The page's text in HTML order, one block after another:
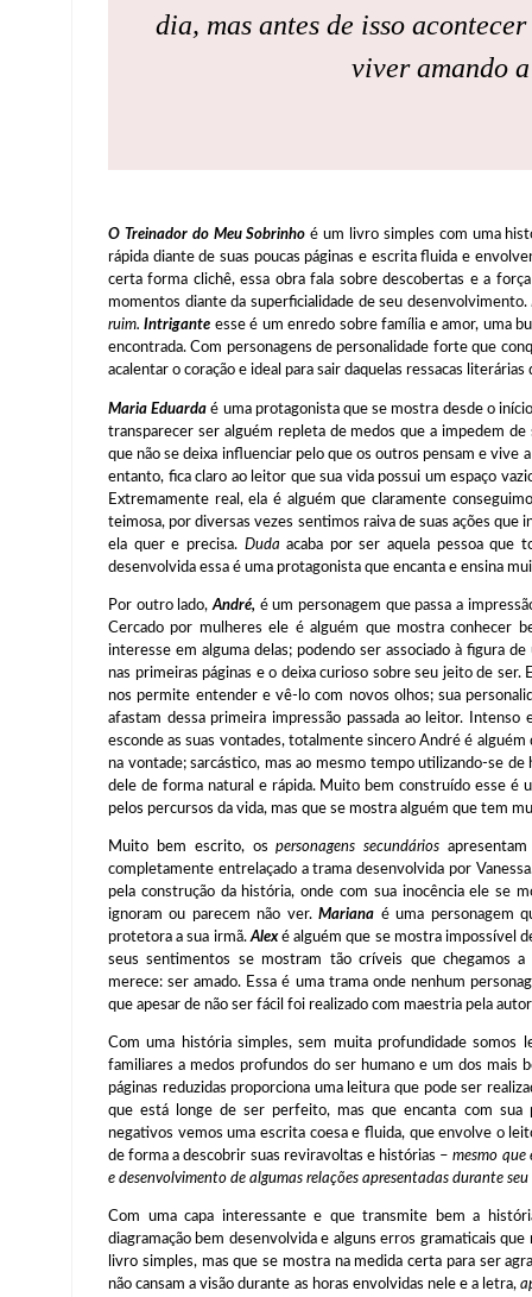
dia, mas antes de isso
viver amando
O Treinador do Meu Sobrinho é um livro simples com uma
rápida diante de suas poucas páginas e escrita fluida e
certa forma clichê, essa obra fala sobre descobertas e a
momentos diante da superficialidade de seu desenvolvimento.
ruim. Intrigante esse é um enredo sobre família e amor, uma
encontrada. Com personagens de personalidade forte que
acalentar o coração e ideal para sair daquelas ressacas
Maria Eduardaé uma protagonista que se mostra desde o
transparecer ser alguém repleta de medos que a impedem
que não se deixa influenciar pelo que os outros pensam e
entanto, fica claro ao leitor que sua vida possui um espaço
Extremamente real, ela é alguém que claramente
teimosa, por diversas vezes sentimos raiva de suas ações
ela quer e precisa. Duda acaba por ser aquela pessoa que
desenvolvida essa é uma protagonista que encanta e ensina
Por outro lado,André, é um personagem que passa a
Cercado por mulheres ele é alguém que mostra conhecer
interesse em alguma delas; podendo ser associado à figura
nas primeiras páginas e o deixa curioso sobre seu jeito de
nos permite entender e vê-lo com novos olhos; sua
afastam dessa primeira impressão passada ao leitor.
esconde as suas vontades, totalmente sincero André é
na vontade; sarcástico, mas ao mesmo tempo utilizando-se
dele de forma natural e rápida. Muito bem construído esse é
pelos percursos da vida, mas que se mostra alguém que tem
Muito bem escrito, ospersonagens secundários
completamente entrelaçado a trama desenvolvida por
pela construção da história, onde com sua inocência ele se
ignoram ou parecem não ver.Mariana é uma personagem
protetora a sua irmã.Alexé alguém que se mostra impossível
seus sentimentos se mostram tão críveis que
merece: ser amado. Essa é uma trama onde nenhum
que apesar de não ser fácil foi realizado com maestria pela
Com uma história simples, sem muita profundidade
familiares a medos profundos do ser humano e um dos mais
páginas reduzidas proporciona uma leitura que pode ser
que está longe de ser perfeito, mas que encanta com
negativos vemos uma escrita coesa e fluida, que envolve o
de forma a descobrir suas reviravoltas e histórias –mesmo
e desenvolvimento de algumas relações apresentadas durante
Com uma capa interessante e que transmite bem a
diagramação bem desenvolvida e alguns erros gramaticais
livro simples, mas que se mostra na medida certa para ser
não cansam a visão durante as horas envolvidas nele e a letra,